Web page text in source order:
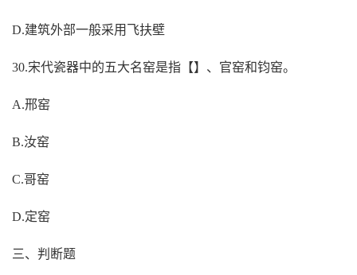
D.建筑外部一般采用飞扶壁
30.宋代瓷器中的五大名窑是指【】、官窑和钧窑。
A.邢窑
B.汝窑
C.哥窑
D.定窑
三、判断题